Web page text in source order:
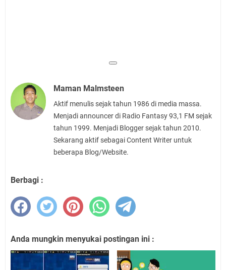
Maman Malmsteen
Aktif menulis sejak tahun 1986 di media massa.
Menjadi announcer di Radio Fantasy 93,1 FM sejak
tahun 1999. Menjadi Blogger sejak tahun 2010.
Sekarang aktif sebagai Content Writer untuk
beberapa Blog/Website.
Berbagi :
Anda mungkin menyukai postingan ini :